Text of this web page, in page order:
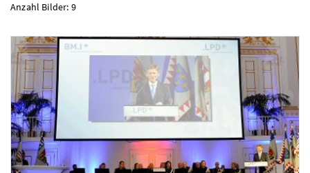
Anzahl Bilder: 9